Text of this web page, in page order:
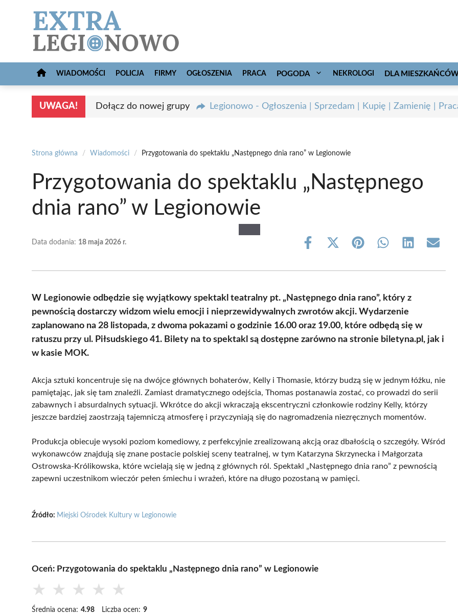
WIADOMOŚCI POLICJA FIRMY OGŁOSZENIA PRACA POGODA NEKROLOGI DLA
UWAGA! Dołącz do nowej grupy Legionowo - Ogłoszenia | Sprzedam | Kupię | Zamienię |
Strona główna / Wiadomości / Przygotowania do spektaklu „Następnego dnia rano” w Legionowie
Przygotowania do spektaklu „Następnego
dnia rano” w Legionowie
Data dodania: 18 maja 2026 r.
Share
Share
(Twitter)
Share Share Share Share
W Legionowie odbędzie się wyjątkowy spektakl teatralny pt. „Następnego dnia rano”, który z
pewnością dostarczy widzom wielu emocji i nieprzewidywalnych zwrotów akcji. Wydarzenie
zaplanowano na 28 listopada, z dwoma pokazami o godzinie 16.00 oraz 19.00, które odbędą się w
ratuszu przy ul. Piłsudskiego 41. Bilety na to spektakl są dostępne zarówno na stronie biletyna.pl, jak i
w kasie MOK.
Akcja sztuki koncentruje się na dwójce głównych bohaterów, Kelly i Thomasie, którzy budzą się w jednym łóżku, nie
pamiętając, jak się tam znaleźli. Zamiast dramatycznego odejścia, Thomas postanawia zostać, co prowadzi do serii
zabawnych i absurdalnych sytuacji. Wkrótce do akcji wkraczają ekscentryczni członkowie rodziny Kelly, którzy
jeszcze bardziej zaostrzają tajemniczą atmosferę i przyczyniają się do nagromadzenia niezręcznych momentów.
Produkcja obiecuje wysoki poziom komediowy, z perfekcyjnie zrealizowaną akcją oraz dbałością o szczegóły. Wśród
wykonawców znajdują się znane postacie polskiej sceny teatralnej, w tym Katarzyna Skrzynecka i Małgorzata
Ostrowska-Królikowska, które wcielają się w jedną z głównych ról. Spektakl „Następnego dnia rano” z pewnością
zapewni uczestnikom wieczór pełen śmiechu i wrażeń, które na długo pozostaną w pamięci.
Źródło: Miejski Ośrodek Kultury w Legionowie
Oceń: Przygotowania do spektaklu „Następnego dnia rano” w Legionowie
★ ★ ★ ★ ★
Średnia ocena: 4.98 Liczba ocen: 9